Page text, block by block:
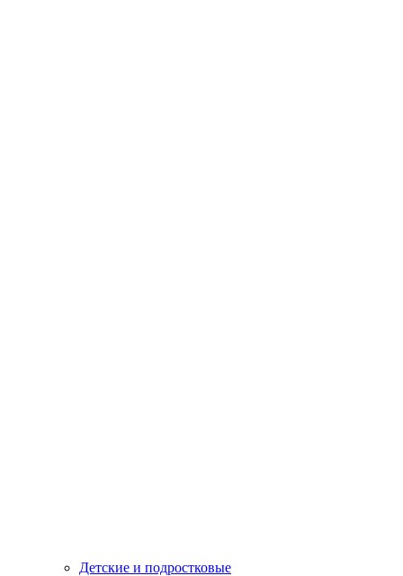
Детские и подростковые